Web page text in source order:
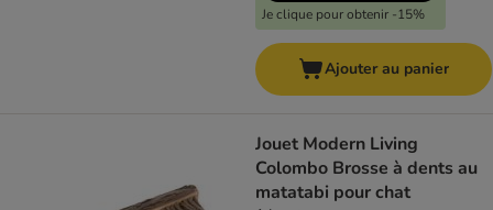
Je clique pour obtenir -15%
Ajouter au panier
Jouet Modern Living
Colombo Brosse à dents au
matatabi pour chat